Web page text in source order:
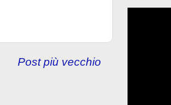
Post più vecchio